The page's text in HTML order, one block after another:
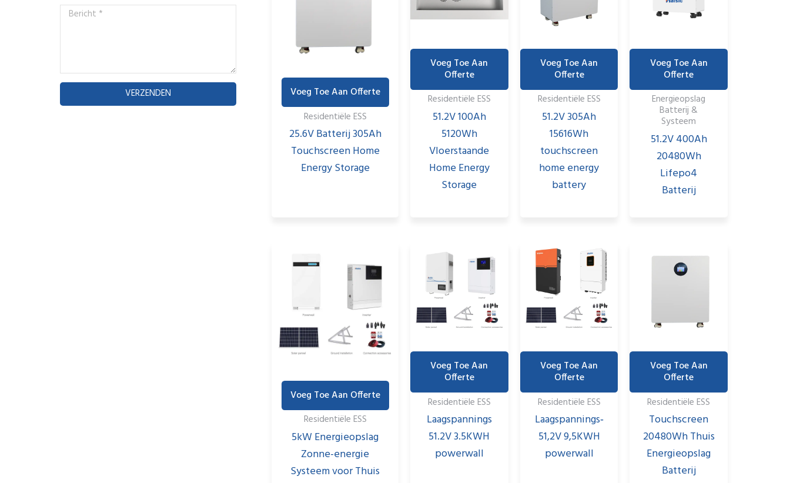
Bericht
VERZENDEN Voeg Toe Aan Offerte
Residentiële ESS
25.6V Batterij 305Ah
Touchscreen Home
Energy Storage
Voeg Toe Aan
Offerte
Residentiële ESS
51.2V 100Ah
5120Wh
Vloerstaande
Home Energy
Storage
Voeg Toe Aan
Offerte
Residentiële ESS
51.2V 305Ah
15616Wh
touchscreen
home energy
battery
Voeg Toe Aan
Offerte
Energieopslag
Batterij &
Systeem
51.2V 400Ah
20480Wh
Lifepo4
Batterij
Voeg Toe Aan Offerte
Residentiële ESS
5kW Energieopslag
Zonne-energie
Systeem voor Thuis
Voeg Toe Aan
Offerte
Residentiële ESS
Laagspannings
51.2V 3.5KWH
powerwall
Voeg Toe Aan
Offerte
Residentiële ESS
Laagspannings‑
51,2V 9,5KWH
powerwall
Voeg Toe Aan
Offerte
Residentiële ESS
Touchscreen
20480Wh Thuis
Energieopslag
Batterij